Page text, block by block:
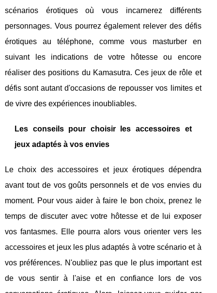
scénarios érotiques où vous incarnerez différents
personnages. Vous pourrez également relever des défis
érotiques au téléphone, comme vous masturber en
suivant les indications de votre hôtesse ou encore
réaliser des positions du Kamasutra. Ces jeux de rôle et
défis sont autant d'occasions de repousser vos limites et
de vivre des expériences inoubliables.
Les conseils pour choisir les accessoires et
jeux adaptés à vos envies
Le choix des accessoires et jeux érotiques dépendra
avant tout de vos goûts personnels et de vos envies du
moment. Pour vous aider à faire le bon choix, prenez le
temps de discuter avec votre hôtesse et de lui exposer
vos fantasmes. Elle pourra alors vous orienter vers les
accessoires et jeux les plus adaptés à votre scénario et à
vos préférences. N'oubliez pas que le plus important est
de vous sentir à l'aise et en confiance lors de vos